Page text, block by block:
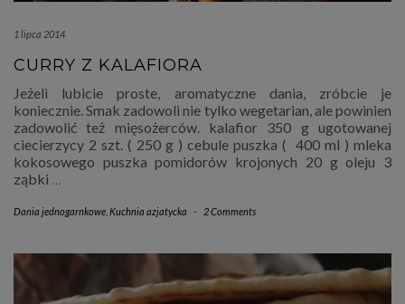
1 lipca 2014
CURRY Z KALAFIORA
Jeżeli lubicie proste, aromatyczne dania, zróbcie je
koniecznie. Smak zadowoli nie tylko wegetarian, ale powinien
zadowolić też mięsożerców. kalafior 350 g ugotowanej
ciecierzycy 2 szt. ( 250 g ) cebule puszka ( 400 ml ) mleka
kokosowego puszka pomidorów krojonych 20 g oleju 3
ząbki
Dania jednogarnkowe Kuchnia azjatycka - 2 Comments